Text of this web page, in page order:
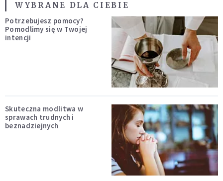
WYBRANE DLA CIEBIE
Potrzebujesz pomocy?
Pomodlimy się w Twojej
intencji
Skuteczna modlitwa w
sprawach trudnych i
beznadziejnych